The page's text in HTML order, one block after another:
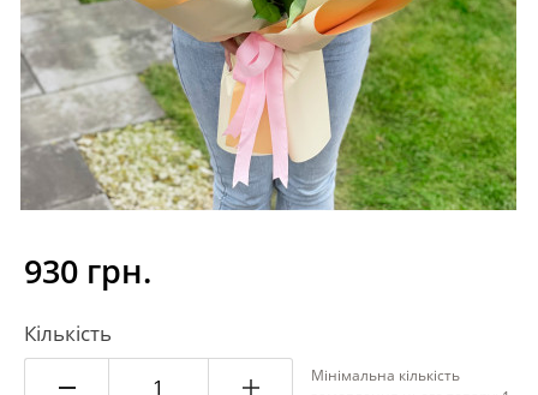
930 грн.
Кількість
Мінімальна кількість